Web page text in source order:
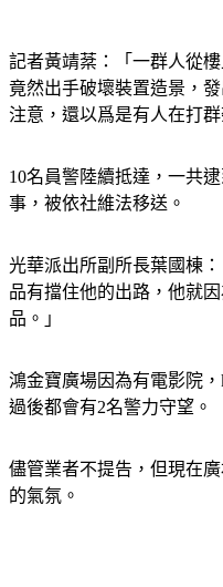
記者黃靖棻：「一群人從
竟然出手破壞裝置造景，
10名員警陸續抵達，一共
光華派出所副所長葉國棟
品有擋住他的出路，他就
鴻金寶廣場因為有電影院
儘管業者不提告，但現在